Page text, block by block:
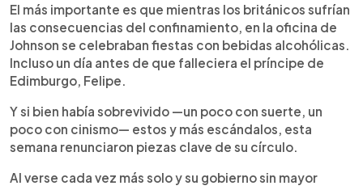
El más importante es que mientras los británicos sufrían
las consecuencias del confinamiento, en la oficina de
Johnson se celebraban fiestas con bebidas alcohólicas.
Incluso un día antes de que falleciera el príncipe de
Edimburgo, Felipe.
Y si bien había sobrevivido —un poco con suerte, un
poco con cinismo— estos y más escándalos, esta
semana renunciaron piezas clave de su círculo.
Al verse cada vez más solo y su gobierno sin mayor